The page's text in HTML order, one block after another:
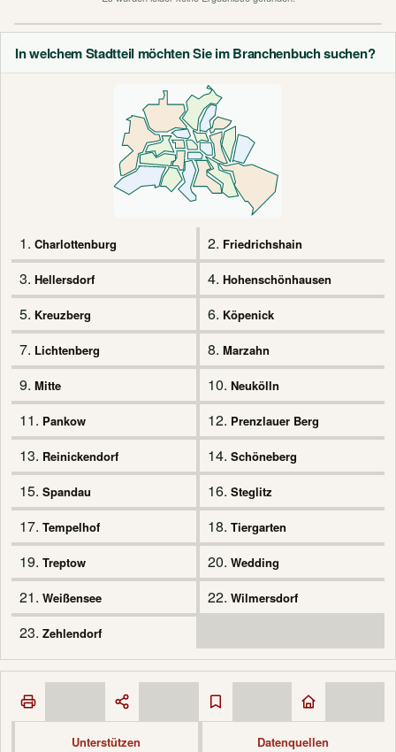
In welchem Stadtteil möchten Sie im Branchenbuch suchen?
1. Charlottenburg 2. Friedrichshain
3. Hellersdorf 4. Hohenschönhausen
5. Kreuzberg 6. Köpenick
7. Lichtenberg 8. Marzahn
9. Mitte 10. Neukölln
11. Pankow 12. Prenzlauer Berg
13. Reinickendorf 14. Schöneberg
15. Spandau 16. Steglitz
17. Tempelhof 18. Tiergarten
19. Treptow 20. Wedding
21. Weißensee 22. Wilmersdorf
23. Zehlendorf
Unterstützen Datenquellen